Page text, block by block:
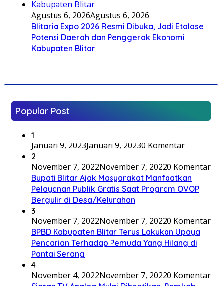
Agustus 6, 2026Agustus 6, 2026
Blitaria Expo 2026 Resmi Dibuka, Jadi Etalase
Potensi Daerah dan Penggerak Ekonomi
Kabupaten Blitar
Popular Post
1
Januari 9, 2023Januari 9, 20230 Komentar
2
November 7, 2022November 7, 20220 Komentar
Bupati Blitar Ajak Masyarakat Manfaatkan
Pelayanan Publik Gratis Saat Program OVOP
Bergulir di Desa/Kelurahan
3
November 7, 2022November 7, 20220 Komentar
BPBD Kabupaten Blitar Terus Lakukan Upaya
Pencarian Terhadap Pemuda Yang Hilang di
Pantai Serang
4
November 4, 2022November 7, 20220 Komentar